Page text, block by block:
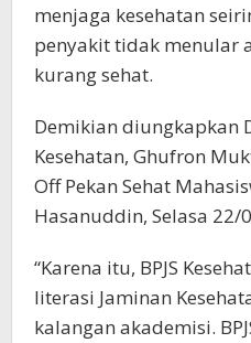
menjaga kesehatan
penyakit tidak menular
kurang sehat.
Demikian diungkapkan
Kesehatan, Ghufron
Off Pekan Sehat
Hasanuddin, Selasa 22/
“Karena itu, BPJS
literasi Jaminan
kalangan akademisi.